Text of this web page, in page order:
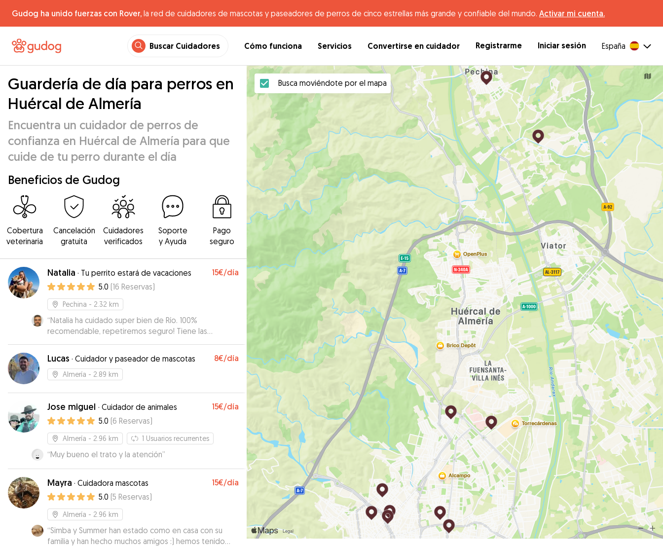
Gudog ha unido fuerzas con Rover, la red de cuidadores de mascotas y paseadores de perros de cinco estrellas más grande y confiable del mundo. Activar mi cuenta.
Buscar Cuidadores Cómo funciona Servicios Convertirse en cuidador Registrarme Iniciar sesión España
Guardería de día para perros en
Huércal de Almería
Encuentra un cuidador de perros de
confianza en Huércal de Almería para que
cuide de tu perro durante el día
Beneficios de Gudog
Cobertura
veterinaria
Cancelación
gratuita
Cuidadores
verificados
Soporte
y Ayuda
Pago
seguro
Natalia · Tu perrito estará de vacaciones 15€/día
5.0 (16 Reservas)
Pechina - 2.32 km
“Natalia ha cuidado super bien de Río. 100%
recomendable, repetiremos seguro! Tiene las
instalaciones muy bien acondicionadas para las
mascotas
Lucas · Cuidador y paseador de mascotas 8€/día
Almería - 2.89 km
Jose miguel · Cuidador de animales 15€/día
5.0 (6 Reservas)
Almería - 2.96 km 1 Usuarios recurrentes
“Muy bueno el trato y la atención”
Mayra · Cuidadora mascotas 15€/día
5.0 (5 Reservas)
Almería - 2.96 km
“Simba y Summer han estado como en casa con su
familia y han hecho muchos amigos :) hemos tenido
Busca moviéndote por el mapa